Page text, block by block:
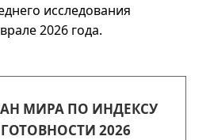
исследования
2026 года.
МИРА ПО ИНДЕКСУ
2026